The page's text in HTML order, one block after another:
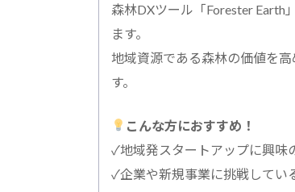
森林DXツール「Forester Earth
ます。
地域資源である森林の価値を
す。
こんな方におすすめ！
✓地域発スタートアップに興味
✓企業や新規事業に挑戦してい